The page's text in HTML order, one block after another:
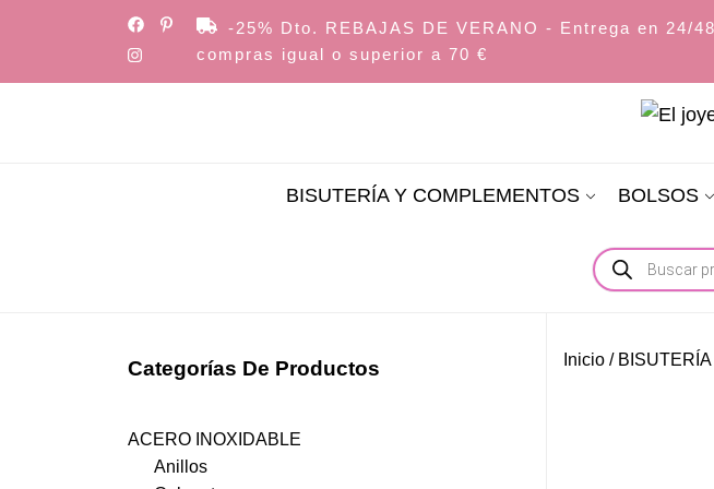
-25% Dto. REBAJAS DE VERANO - Entrega en 24/
compras igual o superior a 70 €
joyero
Miriam
BISUTERÍA Y COMPLEMENTOS BOLSOS
Búsqueda
de
productos
Inicio /
Categorías De Productos
ACERO INOXIDABLE
Anillos